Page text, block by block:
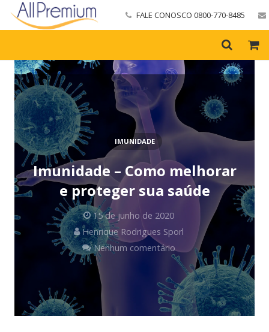
FALE CONOSCO 0800-770-8485
Imunidade – Como melhorar
e proteger sua saúde
15 de junho de 2020
Henrique Rodrigues Sporl
IMUNIDADE
Nenhum comentário